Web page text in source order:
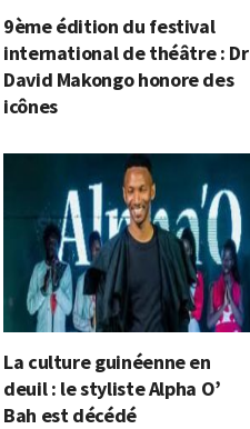
9ème édition du festival
international de théâtre : Dr
David Makongo honore des
icônes
La culture guinéenne en
deuil : le styliste Alpha O’
Bah est décédé